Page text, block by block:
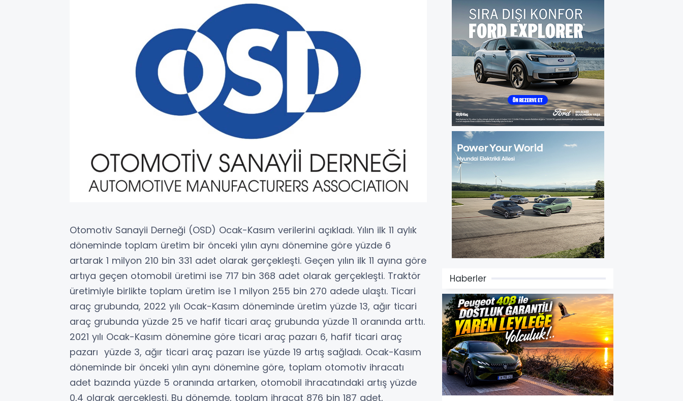
Otomotiv Sanayii Derneği (OSD) Ocak-Kasım verilerini açıkladı. Yılın ilk 11 aylık
döneminde toplam üretim bir önceki yılın aynı dönemine göre yüzde 6
artarak 1 milyon 210 bin 331 adet olarak gerçekleşti. Geçen yılın ilk 11 ayına göre
artıya geçen otomobil üretimi ise 717 bin 368 adet olarak gerçekleşti. Traktör
üretimiyle birlikte toplam üretim ise 1 milyon 255 bin 270 adede ulaştı. Ticari
araç grubunda, 2022 yılı Ocak-Kasım döneminde üretim yüzde 13, ağır ticari
araç grubunda yüzde 25 ve hafif ticari araç grubunda yüzde 11 oranında arttı.
2021 yılı Ocak-Kasım dönemine göre ticari araç pazarı 6, hafif ticari araç
pazarı yüzde 3, ağır ticari araç pazarı ise yüzde 19 artış sağladı. Ocak-Kasım
döneminde bir önceki yılın aynı dönemine göre, toplam otomotiv ihracatı
adet bazında yüzde 5 oranında artarken, otomobil ihracatındaki artış yüzde
0,4 olarak gerçekleşti. Bu dönemde, toplam ihracat 876 bin 187 adet,
Haberler